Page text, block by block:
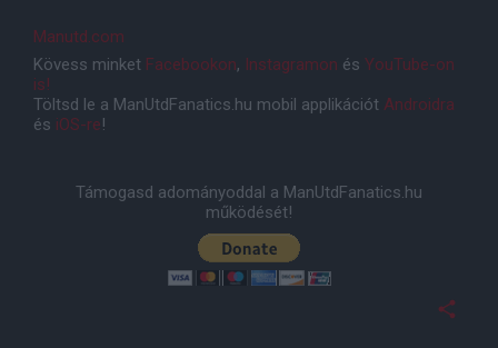
Manutd.com
Kövess minket Facebookon, Instagramon és YouTube-on
is!
Töltsd le a ManUtdFanatics.hu mobil applikációt Androidra
és iOS-re!
Támogasd adományoddal a ManUtdFanatics.hu
működését!